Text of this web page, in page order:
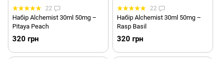
22
Набір Alchemist 30ml 50mg –
Pitaya Peach
320 грн
22
Набір Alchemist 30ml 50mg –
Rasp Basil
320 грн